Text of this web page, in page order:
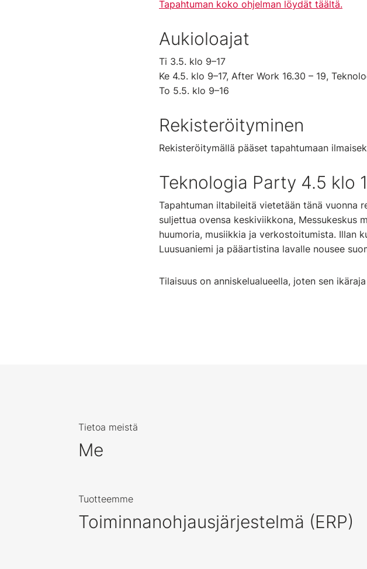
Tapahtuman koko ohjelman löydät täältä.
Aukioloajat
Ti 3.5. klo 9–17
Ke 4.5. klo 9–17, After Work 16.30 – 19,
To 5.5. klo 9–16
Rekisteröityminen
Rekisteröitymällä pääset tapahtumaan
Teknologia Party 4.5 klo
Tapahtuman iltabileitä vietetään tänä vuonna
suljettua ovensa keskiviikkona, Messukeskus
huumoria, musiikkia ja verkostoitumista. Illan
Luusuaniemi ja pääartistina lavalle nousee
Tilaisuus on anniskelualueella, joten sen
Tietoa meistä
Me
Tuotteemme
Toiminnanohjausjärjestelmä (ERP)